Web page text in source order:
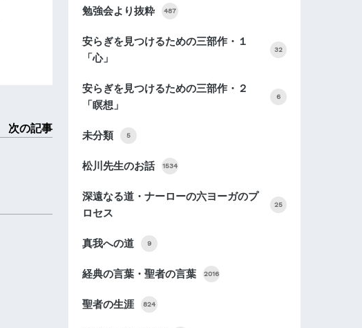
次の記事
勉強会より抜粋 487
安らぎを見つけるための三部作・１
「心」
32
安らぎを見つけるための三部作・２
「瞑想」
6
未分類 5
松川先生のお話 1534
深遠なる道・ナーローの六ヨーガのプ
ロセス
25
真我への道 9
経典の言葉・聖者の言葉 2016
聖者の生涯 824